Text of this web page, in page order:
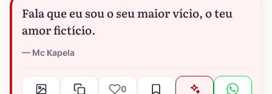
Fala que eu sou o seu maior vício, o teu
amor fictício.
Mc Kapela
0